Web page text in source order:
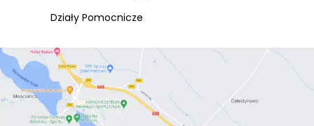
Działy Pomocnicze